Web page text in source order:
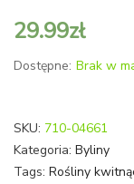
29.99zł
Dostępne: Brak w
SKU: 710-04661
Kategoria: Byliny
Tags: Rośliny